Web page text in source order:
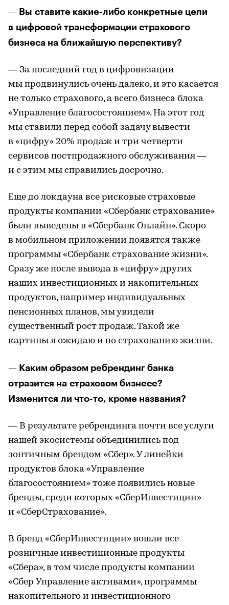
— Вы ставите какие-либо конкретные цели
в цифровой трансформации страхового
бизнеса на ближайшую перспективу?
— За последний год в цифровизации
мы продвинулись очень далеко, и это касается
не только страхового, а всего бизнеса блока
«Управление благосостоянием». На этот год
мы ставили перед собой задачу вывести
в «цифру» 20% продаж и три четверти
сервисов постпродажного обслуживания —
и с этим мы справились досрочно.
Еще до локдауна все рисковые страховые
продукты компании «Сбербанк страхование»
были выведены в «Сбербанк Онлайн». Скоро
в мобильном приложении появятся также
программы «Сбербанк страхование жизни».
Сразу же после вывода в «цифру» других
наших инвестиционных и накопительных
продуктов, например индивидуальных
пенсионных планов, мы увидели
существенный рост продаж. Такой же
картины я ожидаю и по страхованию жизни.
— Каким образом ребрендинг банка
отразится на страховом бизнесе?
Изменится ли что-то, кроме названия?
— В результате ребрендинга почти все услуги
нашей экосистемы объединились под
зонтичным брендом «Сбер». У линейки
продуктов блока «Управление
благосостоянием» тоже появились новые
бренды, среди которых «СберИнвестиции»
и «СберСтрахование».
В бренд «СберИнвестиции» вошли все
розничные инвестиционные продукты
«Сбера», в том числе продукты компании
«Сбер Управление активами», программы
накопительного и инвестиционного